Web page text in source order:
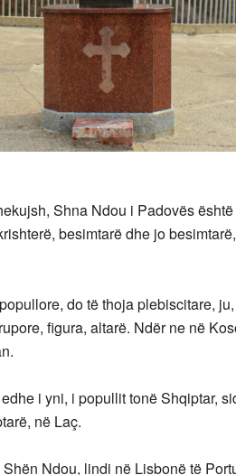
Shna Ndou i Padovës
besimtarë dhe jo
do të thoja plebiscitare,
figura, altarë. Ndër ne në
i yni, i popullit tonë Shqiptar,
në Laç.
Ndou, lindi në Lisbonë të